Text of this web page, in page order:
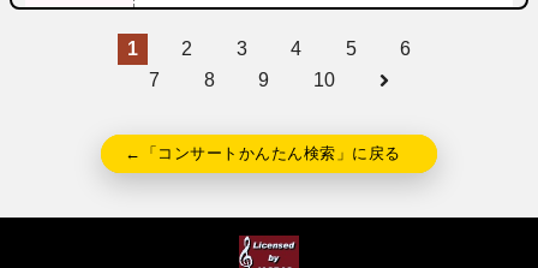
1 2 3 4 5
6
7
8 9 10
←「コンサートかんたん検索」に戻る